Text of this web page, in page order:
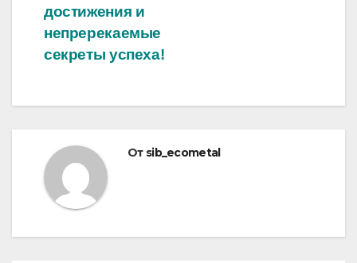
достижения и
непререкаемые
секреты успеха!
От sib_ecometal